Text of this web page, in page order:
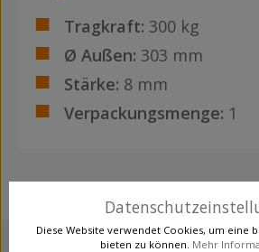
Tragkraft: 300 kg
Ø Außen: 303 mm
Stärke: 8 mm
Verpackungsmenge: 1
Diese Website verwendet Cookies, um eine
bieten zu können. Mehr